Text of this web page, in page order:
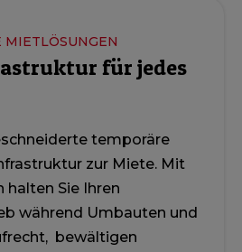
MIETLÖSUNGEN
für jedes
temporäre
zur Miete. Mit
halten Sie Ihren
während Umbauten und
bewältigen